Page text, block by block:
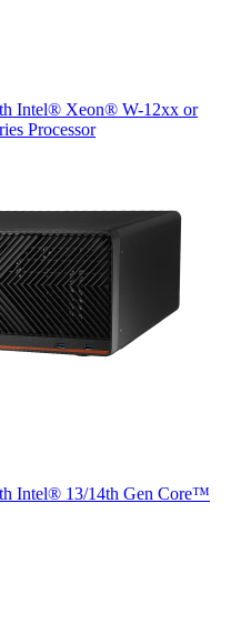
Intel® Xeon® W-12xx or
Processor
Intel® 13/14th Gen Core™